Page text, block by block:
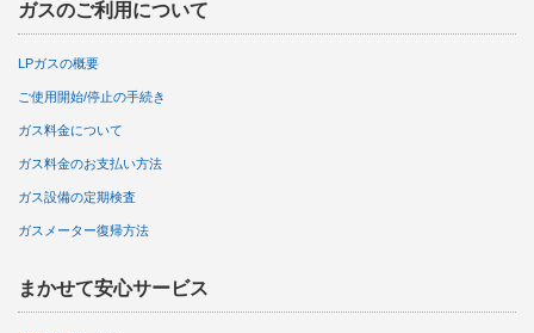
ガスのご利用について
LPガスの概要
ご使用開始/停止の手続き
ガス料金について
ガス料金のお支払い方法
ガス設備の定期検査
ガスメーター復帰方法
まかせて安心サービス